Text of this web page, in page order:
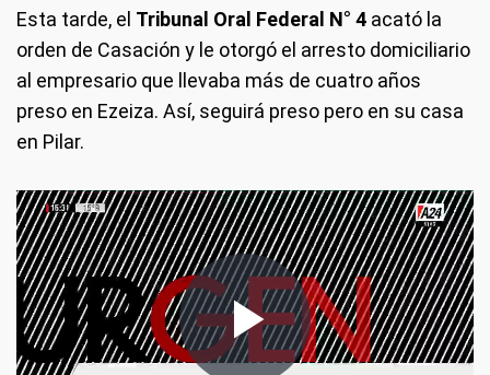
Esta tarde, el Tribunal Oral Federal N° 4 acató la
orden de Casación y le otorgó el arresto domiciliario
al empresario que llevaba más de cuatro años
preso en Ezeiza. Así, seguirá preso pero en su casa
en Pilar.